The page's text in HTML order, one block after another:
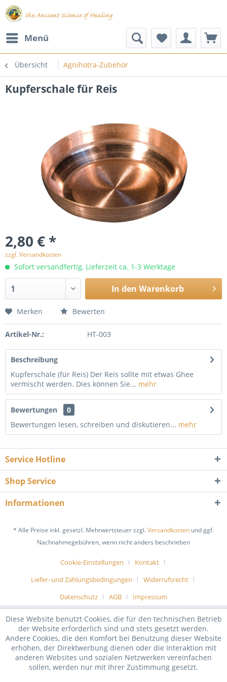
Menü
Übersicht Agnihotra-Zubehör
Kupferschale für Reis
2,80 € *
zzgl. Versandkosten
Sofort versandfertig, Lieferzeit ca. 1-3 Werktage
In den Warenkorb
Merken Bewerten
Artikel-Nr.: HT-003
Beschreibung
Kupferschale (für Reis) Der Reis sollte mit etwas Ghee
vermischt werden. Dies können Sie... mehr
Bewertungen
0
Bewertungen lesen, schreiben und diskutieren... mehr
Service Hotline
Shop Service
Informationen
* Alle Preise inkl. gesetzl. Mehrwertsteuer zzgl.Versandkosten und ggf.
Nachnahmegebühren, wenn nicht anders beschrieben
Cookie-Einstellungen
Kontakt
Liefer- und Zahlungsbedingungen
Widerrufsrecht
Datenschutz
AGB Impressum
Diese Website benutzt Cookies, die für den technischen Betrieb
der Website erforderlich sind und stets gesetzt werden.
Andere Cookies, die den Komfort bei Benutzung dieser Website
erhöhen, der Direktwerbung dienen oder die Interaktion mit
anderen Websites und sozialen Netzwerken vereinfachen
sollen, werden nur mit Ihrer Zustimmung gesetzt.